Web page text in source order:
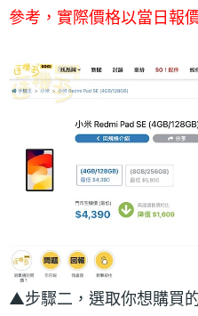
參考，實際價格以當日報
▲步驟二，選取你想購買